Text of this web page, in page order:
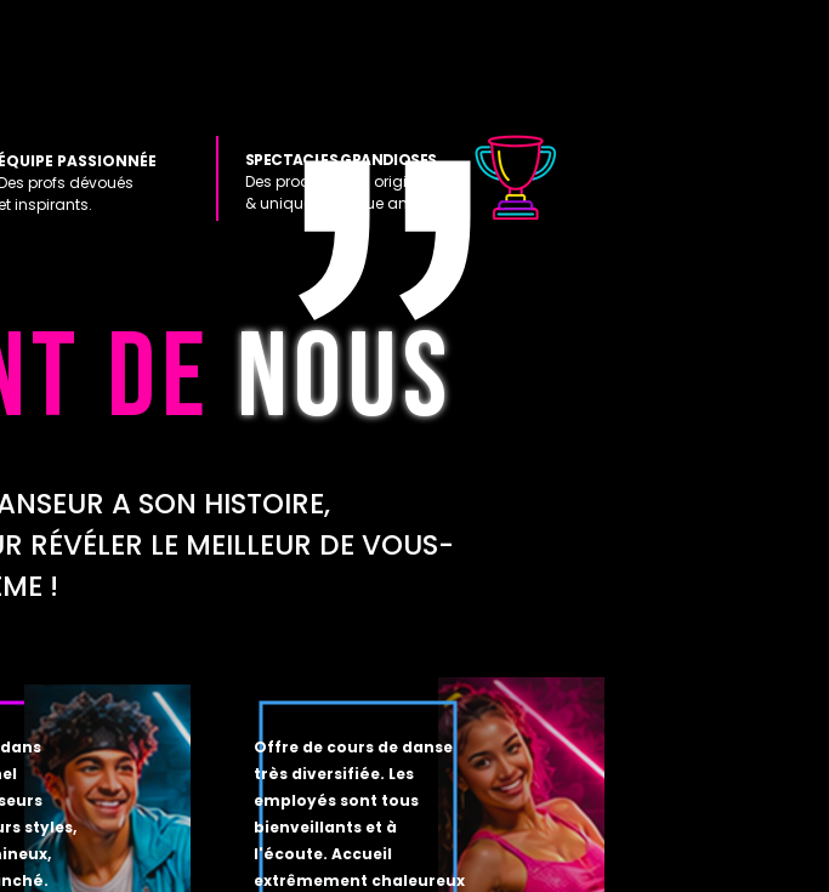
ÉQUIPE PASSIONNÉE
profs dévoués
inspirants.
SPECTACLES GRANDIOSES
Des productions originales
& uniques chaque année.
DE NOUS
A SON HISTOIRE,
RÉVÉLER LE MEILLEUR DE VOUS-
!
styles,
Offre de cours de danse
très diversifiée. Les
employés sont tous
bienveillants et à
l'écoute. Accueil
extrêmement chaleureux